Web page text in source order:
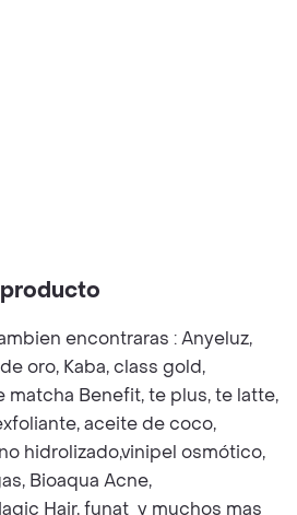
encontraras : Anyeluz,
oro, Kaba, class gold,
matcha Benefit, te plus, te latte,
aceite de coco,
hidrolizado,vinipel osmótico,
Bioaqua Acne,
Hair, funat y muchos mas